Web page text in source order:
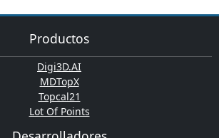
Productos
Digi3D.AI
MDTopX
Topcal21
Lot Of Points